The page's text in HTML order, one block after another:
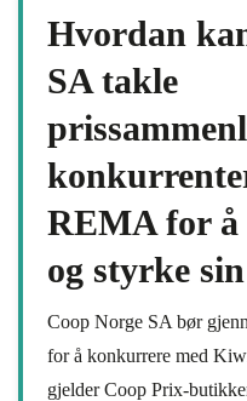
Hvordan
SA takle
REMA for å
og styrke
Coop Norge SA bør
for å konkurrere med
gjelder Coop Prix-